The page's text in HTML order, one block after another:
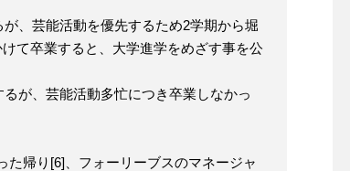
、芸能活動を優先するため2学期から堀
て卒業すると、大学進学をめざす事を公
が、芸能活動多忙につき卒業しなかっ
帰り[6]、フォーリーブスのマネージャ